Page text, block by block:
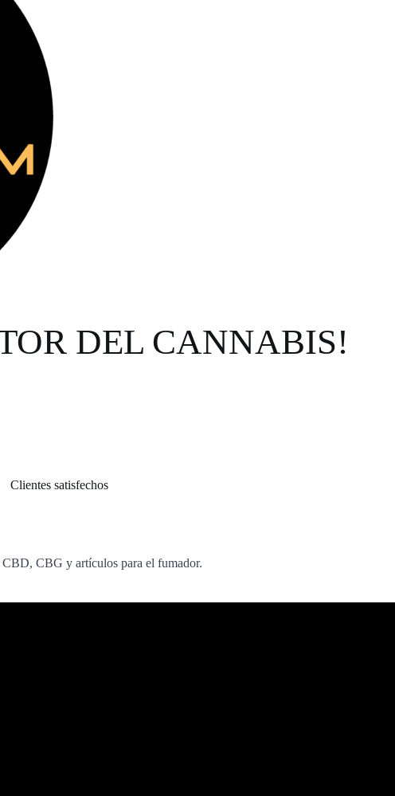
DEL CANNABIS!
Clientes satisfechos
CBD, CBG y artículos para el fumador.